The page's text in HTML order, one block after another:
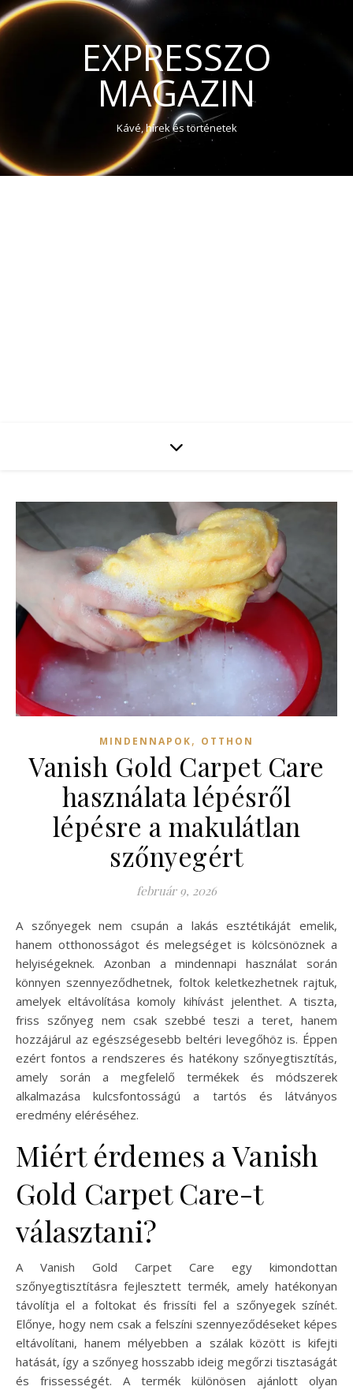
EXPRESSZO
MAGAZIN
Kávé, hírek és történetek
MINDENNAPOK, OTTHON
Vanish Gold Carpet Care
használata lépésről
lépésre a makulátlan
szőnyegért
február 9, 2026
A szőnyegek nem csupán a lakás esztétikáját emelik,
hanem otthonosságot és melegséget is kölcsönöznek a
helyiségeknek. Azonban a mindennapi használat során
könnyen szennyeződhetnek, foltok keletkezhetnek rajtuk,
amelyek eltávolítása komoly kihívást jelenthet. A tiszta,
friss szőnyeg nem csak szebbé teszi a teret, hanem
hozzájárul az egészségesebb beltéri levegőhöz is. Éppen
ezért fontos a rendszeres és hatékony szőnyegtisztítás,
amely során a megfelelő termékek és módszerek
alkalmazása kulcsfontosságú a tartós és látványos
eredmény eléréséhez.
Miért érdemes a Vanish
Gold Carpet Care-t
választani?
A Vanish Gold Carpet Care egy kimondottan
szőnyegtisztításra fejlesztett termék, amely hatékonyan
távolítja el a foltokat és frissíti fel a szőnyegek színét.
Előnye, hogy nem csak a felszíni szennyeződéseket képes
eltávolítani, hanem mélyebben a szálak között is kifejti
hatását, így a szőnyeg hosszabb ideig megőrzi tisztaságát
és frissességét. A termék különösen ajánlott olyan